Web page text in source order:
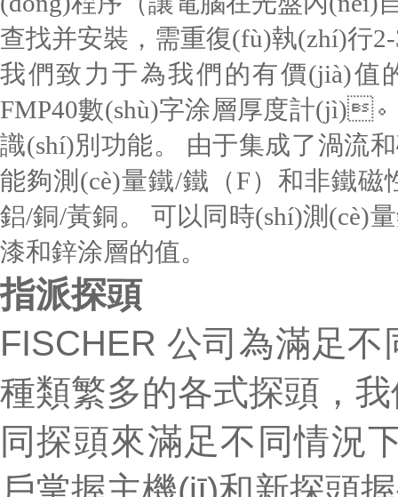
查找并安裝，需重復(fù)執(zhí)行
我們致力于為我們的有價(jià)值
FMP40數(shù)字涂層厚度計(jì)
識(shí)別功能。 由于集成了渦流和
能夠測(cè)量鐵/鐵（F）和非鐵
鋁/銅/黃銅。 可以同時(shí)測(cè)
漆和鋅涂層的值。
指派探頭
FISCHER 公司為滿足不
種類繁多的各式探頭
同探頭來滿足不同情況下